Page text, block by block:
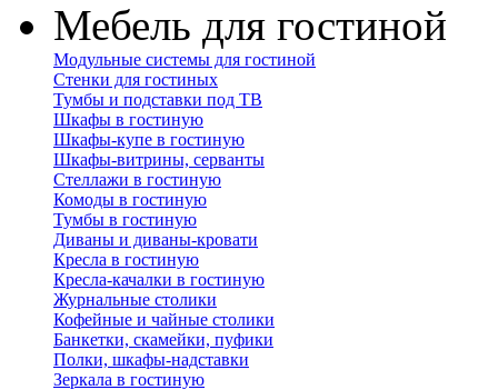
Мебель для гостиной
Модульные системы для гостиной
Стенки для гостиных
Тумбы и подставки под ТВ
Шкафы в гостиную
Шкафы-купе в гостиную
Шкафы-витрины, серванты
Стеллажи в гостиную
Комоды в гостиную
Тумбы в гостиную
Диваны и диваны-кровати
Кресла в гостиную
Кресла-качалки в гостиную
Журнальные столики
Кофейные и чайные столики
Банкетки, скамейки, пуфики
Полки, шкафы-надставки
Зеркала в гостиную